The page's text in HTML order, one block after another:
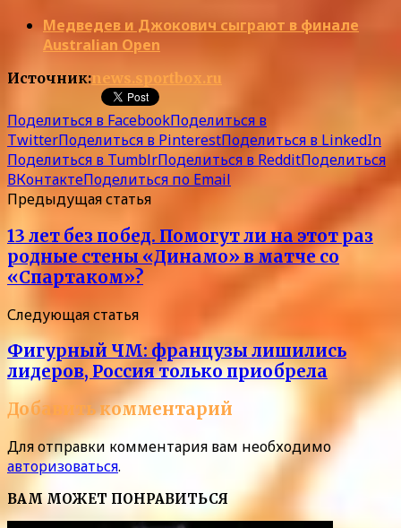
Медведев и Джокович сыграют в финале
Australian Open
Источник:news.sportbox.ru
Поделиться в FacebookПоделиться в
TwitterПоделиться в PinterestПоделиться в LinkedIn
Поделиться в TumblrПоделиться в RedditПоделиться
ВКонтактеПоделиться по Email
Предыдущая статья
13 лет без побед. Помогут ли на этот раз
родные стены «Динамо» в матче со
«Спартаком»?
Следующая статья
Фигурный ЧМ: французы лишились
лидеров, Россия только приобрела
Добавить комментарий
Для отправки комментария вам необходимо
авторизоваться.
ВАМ МОЖЕТ ПОНРАВИТЬСЯ